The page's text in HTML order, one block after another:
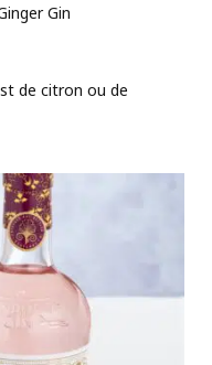
Gin
de citron ou de